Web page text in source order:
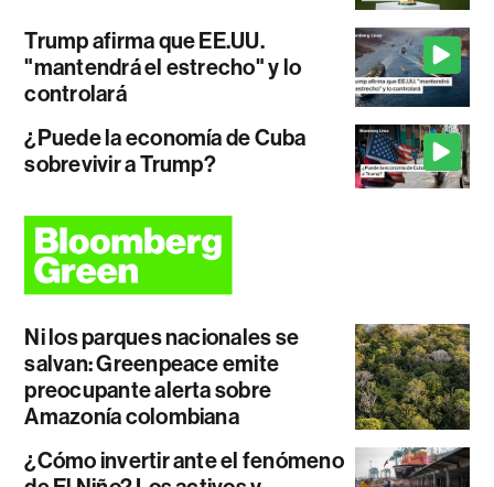
Trump afirma que EE.UU.
"mantendrá el estrecho" y lo
controlará
¿Puede la economía de Cuba
sobrevivir a Trump?
Ni los parques nacionales se
salvan: Greenpeace emite
preocupante alerta sobre
Amazonía colombiana
¿Cómo invertir ante el fenómeno